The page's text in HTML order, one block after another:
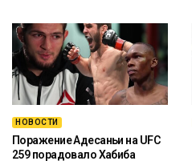
НОВОСТИ
Поражение Адесаньи на UFC
259 порадовало Хабиба